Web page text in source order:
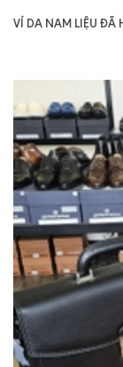
VÍ DA NAM LIỆU ĐÃ